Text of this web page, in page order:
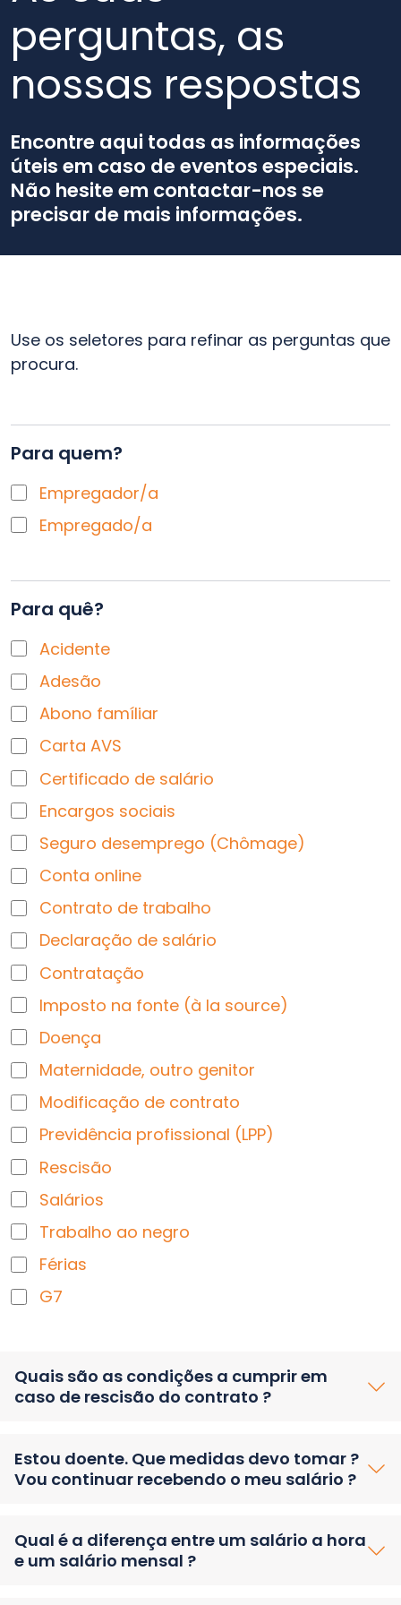
perguntas, as
nossas respostas
Encontre aqui todas as informações
úteis em caso de eventos especiais.
Não hesite em contactar-nos se
precisar de mais informações.
Use os seletores para refinar as perguntas que
procura.
Para quem?
Empregador/a
Empregado/a
Para quê?
Acidente
Adesão
Abono famíliar
Carta AVS
Certificado de salário
Encargos sociais
Seguro desemprego (Chômage)
Conta online
Contrato de trabalho
Declaração de salário
Contratação
Imposto na fonte (à la source)
Doença
Maternidade, outro genitor
Modificação de contrato
Previdência profissional (LPP)
Rescisão
Salários
Trabalho ao negro
Férias
G7
Quais são as condições a cumprir em
caso de rescisão do contrato ?
Estou doente. Que medidas devo tomar ?
Vou continuar recebendo o meu salário ?
Qual é a diferença entre um salário a hora
e um salário mensal ?